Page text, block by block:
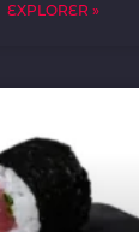
EXPLORER »